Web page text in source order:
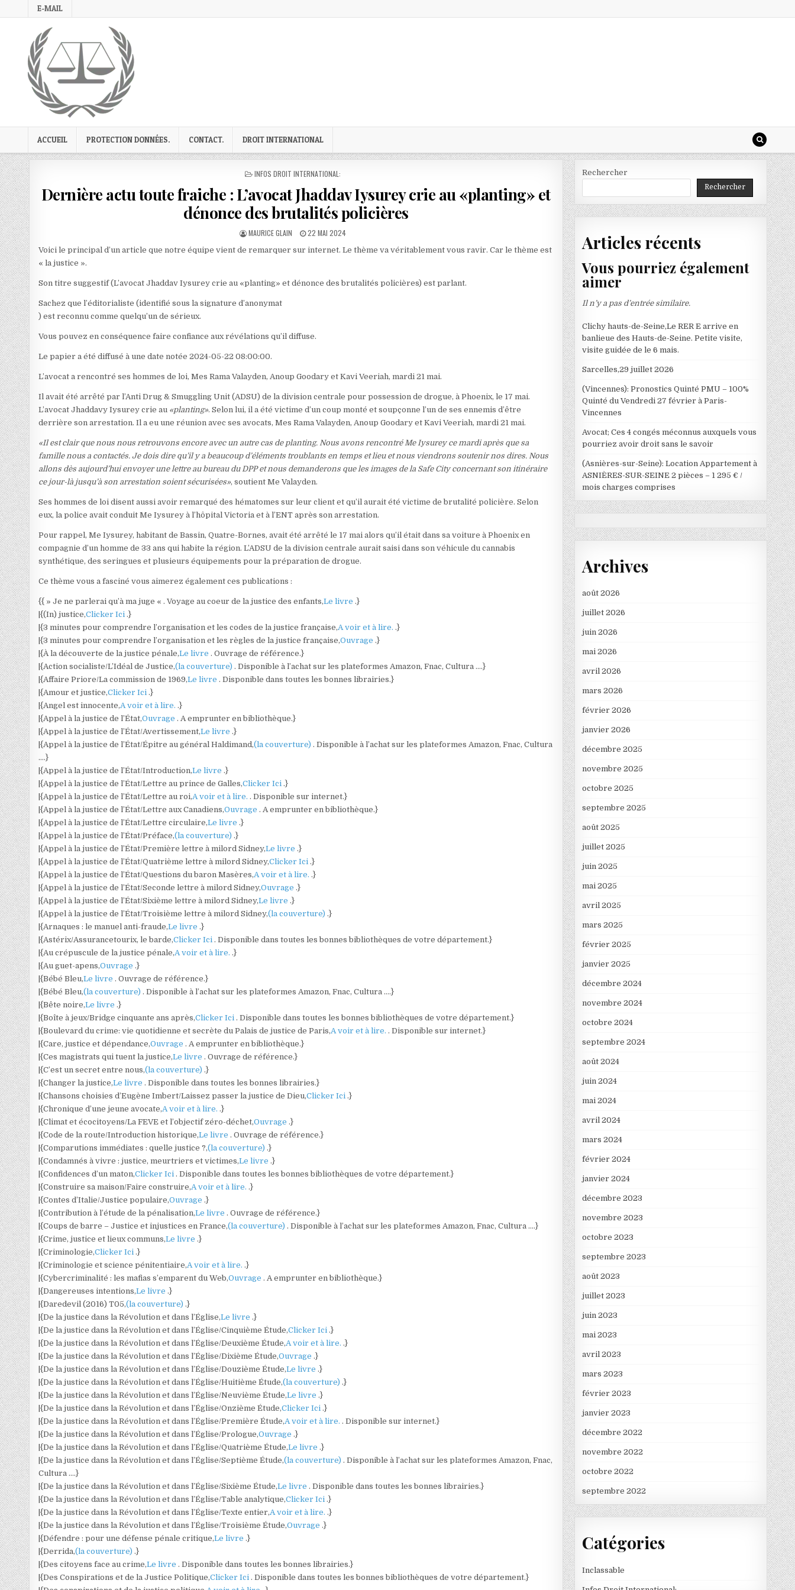
to
E-MAIL
ACCUEIL PROTECTION DONNÉES. CONTACT. DROIT INTERNATIONAL
POSTED
INFOS DROIT INTERNATIONAL:
Dernière actu toute fraiche : L’avocat Jhaddav Iysurey crie au «planting» et
dénonce des brutalités policières
AUTHOR:
MAURICE GLAIN
PUBLISHED
22 MAI 2024
Voici le principal d’un article que notre équipe vient de remarquer sur internet. Le thème va véritablement vous ravir. Car le thème est
« la justice ».
Son titre suggestif (L’avocat Jhaddav Iysurey crie au «planting» et dénonce des brutalités policières) est parlant.
Sachez que l’éditorialiste (identifié sous la signature d’anonymat
) est reconnu comme quelqu’un de sérieux.
Vous pouvez en conséquence faire confiance aux révélations qu’il diffuse.
Le papier a été diffusé à une date notée 2024-05-22 08:00:00.
L’avocat a rencontré ses hommes de loi, Mes Rama Valayden, Anoup Goodary et Kavi Veeriah, mardi 21 mai.
Il avait été arrêté par l’Anti Drug & Smuggling Unit (ADSU) de la division centrale pour possession de drogue, à Phoenix, le 17 mai.
L’avocat Jhaddavy Iysurey crie au «planting». Selon lui, il a été victime d’un coup monté et soupçonne l’un de ses ennemis d’être
derrière son arrestation. Il a eu une réunion avec ses avocats, Mes Rama Valayden, Anoup Goodary et Kavi Veeriah, mardi 21 mai.
«Il est clair que nous nous retrouvons encore avec un autre cas de planting. Nous avons rencontré Me Iysurey ce mardi après que sa
famille nous a contactés. Je dois dire qu’il y a beaucoup d’éléments troublants en temps et lieu et nous viendrons soutenir nos dires. Nous
allons dès aujourd’hui envoyer une lettre au bureau du DPP et nous demanderons que les images de la Safe City concernant son itinéraire
ce jour-là jusqu’à son arrestation soient sécurisées», soutient Me Valayden.
Ses hommes de loi disent aussi avoir remarqué des hématomes sur leur client et qu’il aurait été victime de brutalité policière. Selon
eux, la police avait conduit Me Iysurey à l’hôpital Victoria et à l’ENT après son arrestation.
Pour rappel, Me Iysurey, habitant de Bassin, Quatre-Bornes, avait été arrêté le 17 mai alors qu’il était dans sa voiture à Phoenix en
compagnie d’un homme de 33 ans qui habite la région. L’ADSU de la division centrale aurait saisi dans son véhicule du cannabis
synthétique, des seringues et plusieurs équipements pour la préparation de drogue.
Ce thème vous a fasciné vous aimerez également ces publications :
{{ » Je ne parlerai qu’à ma juge « . Voyage au coeur de la justice des enfants,Le livre.}
|{(In) justice,Clicker Ici.}
|{3 minutes pour comprendre l’organisation et les codes de la justice française,A voir et à lire..}
|{3 minutes pour comprendre l’organisation et les règles de la justice française,Ouvrage.}
|{À la découverte de la justice pénale,Le livre. Ouvrage de référence.}
|{Action socialiste/L’Idéal de Justice,(la couverture). Disponible à l’achat sur les plateformes Amazon, Fnac, Cultura ….}
|{Affaire Priore/La commission de 1969,Le livre. Disponible dans toutes les bonnes librairies.}
|{Amour et justice,Clicker Ici.}
|{Angel est innocente,A voir et à lire..}
|{Appel à la justice de l’État,Ouvrage. A emprunter en bibliothèque.}
|{Appel à la justice de l’État/Avertissement,Le livre.}
|{Appel à la justice de l’État/Épitre au général Haldimand,(la couverture). Disponible à l’achat sur les plateformes Amazon, Fnac, Cultura
….}
|{Appel à la justice de l’État/Introduction,Le livre.}
|{Appel à la justice de l’État/Lettre au prince de Galles,Clicker Ici.}
|{Appel à la justice de l’État/Lettre au roi,A voir et à lire.. Disponible sur internet.}
|{Appel à la justice de l’État/Lettre aux Canadiens,Ouvrage. A emprunter en bibliothèque.}
|{Appel à la justice de l’État/Lettre circulaire,Le livre.}
|{Appel à la justice de l’État/Préface,(la couverture).}
|{Appel à la justice de l’État/Première lettre à milord Sidney,Le livre.}
|{Appel à la justice de l’État/Quatrième lettre à milord Sidney,Clicker Ici.}
|{Appel à la justice de l’État/Questions du baron Masères,A voir et à lire..}
|{Appel à la justice de l’État/Seconde lettre à milord Sidney,Ouvrage.}
|{Appel à la justice de l’État/Sixième lettre à milord Sidney,Le livre.}
|{Appel à la justice de l’État/Troisième lettre à milord Sidney,(la couverture).}
|{Arnaques : le manuel anti-fraude,Le livre.}
|{Astérix/Assurancetourix, le barde,Clicker Ici. Disponible dans toutes les bonnes bibliothèques de votre département.}
|{Au crépuscule de la justice pénale,A voir et à lire..}
|{Au guet-apens,Ouvrage.}
|{Bébé Bleu,Le livre. Ouvrage de référence.}
|{Bébé Bleu,(la couverture). Disponible à l’achat sur les plateformes Amazon, Fnac, Cultura ….}
|{Bête noire,Le livre.}
|{Boîte à jeux/Bridge cinquante ans après,Clicker Ici. Disponible dans toutes les bonnes bibliothèques de votre département.}
|{Boulevard du crime: vie quotidienne et secrète du Palais de justice de Paris,A voir et à lire.. Disponible sur internet.}
|{Care, justice et dépendance,Ouvrage. A emprunter en bibliothèque.}
|{Ces magistrats qui tuent la justice,Le livre. Ouvrage de référence.}
|{C’est un secret entre nous,(la couverture).}
|{Changer la justice,Le livre. Disponible dans toutes les bonnes librairies.}
|{Chansons choisies d’Eugène Imbert/Laissez passer la justice de Dieu,Clicker Ici.}
|{Chronique d’une jeune avocate,A voir et à lire..}
|{Climat et écocitoyens/La FEVE et l’objectif zéro-déchet,Ouvrage.}
|{Code de la route/Introduction historique,Le livre. Ouvrage de référence.}
|{Comparutions immédiates : quelle justice ?,(la couverture).}
|{Condamnés à vivre : justice, meurtriers et victimes,Le livre.}
|{Confidences d’un maton,Clicker Ici. Disponible dans toutes les bonnes bibliothèques de votre département.}
|{Construire sa maison/Faire construire,A voir et à lire..}
|{Contes d’Italie/Justice populaire,Ouvrage.}
|{Contribution à l’étude de la pénalisation,Le livre. Ouvrage de référence.}
|{Coups de barre – Justice et injustices en France,(la couverture). Disponible à l’achat sur les plateformes Amazon, Fnac, Cultura ….}
|{Crime, justice et lieux communs,Le livre.}
|{Criminologie,Clicker Ici.}
|{Criminologie et science pénitentiaire,A voir et à lire..}
|{Cybercriminalité : les mafias s’emparent du Web,Ouvrage. A emprunter en bibliothèque.}
|{Dangereuses intentions,Le livre.}
|{Daredevil (2016) T05,(la couverture).}
|{De la justice dans la Révolution et dans l’Église,Le livre.}
|{De la justice dans la Révolution et dans l’Église/Cinquième Étude,Clicker Ici.}
|{De la justice dans la Révolution et dans l’Église/Deuxième Étude,A voir et à lire..}
|{De la justice dans la Révolution et dans l’Église/Dixième Étude,Ouvrage.}
|{De la justice dans la Révolution et dans l’Église/Douzième Étude,Le livre.}
|{De la justice dans la Révolution et dans l’Église/Huitième Étude,(la couverture).}
|{De la justice dans la Révolution et dans l’Église/Neuvième Étude,Le livre.}
|{De la justice dans la Révolution et dans l’Église/Onzième Étude,Clicker Ici.}
|{De la justice dans la Révolution et dans l’Église/Première Étude,A voir et à lire.. Disponible sur internet.}
|{De la justice dans la Révolution et dans l’Église/Prologue,Ouvrage.}
|{De la justice dans la Révolution et dans l’Église/Quatrième Étude,Le livre.}
|{De la justice dans la Révolution et dans l’Église/Septième Étude,(la couverture). Disponible à l’achat sur les plateformes Amazon, Fnac,
Cultura ….}
|{De la justice dans la Révolution et dans l’Église/Sixième Étude,Le livre. Disponible dans toutes les bonnes librairies.}
|{De la justice dans la Révolution et dans l’Église/Table analytique,Clicker Ici.}
|{De la justice dans la Révolution et dans l’Église/Texte entier,A voir et à lire..}
|{De la justice dans la Révolution et dans l’Église/Troisième Étude,Ouvrage.}
|{Défendre : pour une défense pénale critique,Le livre.}
|{Derrida,(la couverture).}
|{Des citoyens face au crime,Le livre. Disponible dans toutes les bonnes librairies.}
|{Des Conspirations et de la Justice Politique,Clicker Ici. Disponible dans toutes les bonnes bibliothèques de votre département.}
Rechercher
Rechercher
Articles récents
Vous pourriez également
aimer
Il n’y a pas d’entrée similaire.
Clichy hauts-de-Seine,Le RER E arrive en
banlieue des Hauts-de-Seine. Petite visite,
visite guidée de le 6 mais.
Sarcelles,29 juillet 2026
(Vincennes): Pronostics Quinté PMU – 100%
Quinté du Vendredi 27 février à Paris-
Vincennes
Avocat; Ces 4 congés méconnus auxquels vous
pourriez avoir droit sans le savoir
(Asnières-sur-Seine): Location Appartement à
ASNIÈRES-SUR-SEINE 2 pièces – 1 295 € /
mois charges comprises
Archives
août 2026
juillet 2026
juin 2026
mai 2026
avril 2026
mars 2026
février 2026
janvier 2026
décembre 2025
novembre 2025
octobre 2025
septembre 2025
août 2025
juillet 2025
juin 2025
mai 2025
avril 2025
mars 2025
février 2025
janvier 2025
décembre 2024
novembre 2024
octobre 2024
septembre 2024
août 2024
juin 2024
mai 2024
avril 2024
mars 2024
février 2024
janvier 2024
décembre 2023
novembre 2023
octobre 2023
septembre 2023
août 2023
juillet 2023
juin 2023
mai 2023
avril 2023
mars 2023
février 2023
janvier 2023
décembre 2022
novembre 2022
octobre 2022
septembre 2022
Catégories
Inclassable